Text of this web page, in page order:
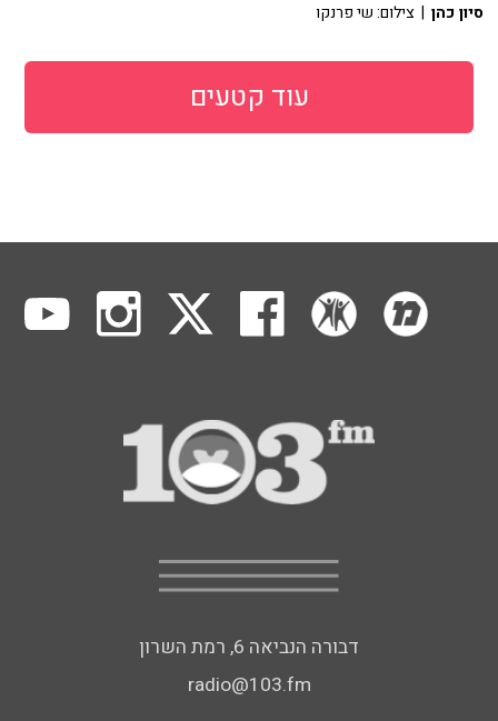
סיון כהן | צילום: שי פרנקו
עוד קטעים
דבורה הנביאה 6, רמת השרון
radio@103.fm